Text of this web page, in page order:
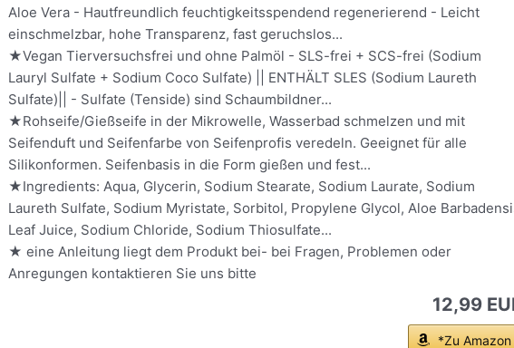
Aloe Vera - Hautfreundlich feuchtigkeitsspendend regenerierend - Leicht
einschmelzbar, hohe Transparenz, fast geruchslos...
★Vegan Tierversuchsfrei und ohne Palmöl - SLS-frei + SCS-frei (Sodium
Lauryl Sulfate + Sodium Coco Sulfate) || ENTHÄLT SLES (Sodium Laureth
Sulfate)|| - Sulfate (Tenside) sind Schaumbildner...
★Rohseife/Gießseife in der Mikrowelle, Wasserbad schmelzen und mit
Seifenduft und Seifenfarbe von Seifenprofis veredeln. Geeignet für alle
Silikonformen. Seifenbasis in die Form gießen und fest...
★Ingredients: Aqua, Glycerin, Sodium Stearate, Sodium Laurate, Sodium
Laureth Sulfate, Sodium Myristate, Sorbitol, Propylene Glycol, Aloe
Leaf Juice, Sodium Chloride, Sodium Thiosulfate...
★ eine Anleitung liegt dem Produkt bei- bei Fragen, Problemen oder
Anregungen kontaktieren Sie uns bitte
12,99
*Zu Amazon